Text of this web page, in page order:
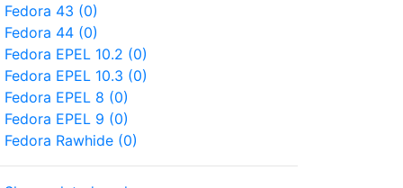
Fedora 43 (0)
Fedora 44 (0)
Fedora EPEL 10.2 (0)
Fedora EPEL 10.3 (0)
Fedora EPEL 8 (0)
Fedora EPEL 9 (0)
Fedora Rawhide (0)